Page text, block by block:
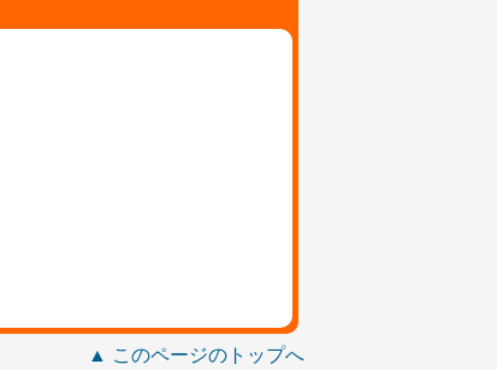
▲ このページのトップへ